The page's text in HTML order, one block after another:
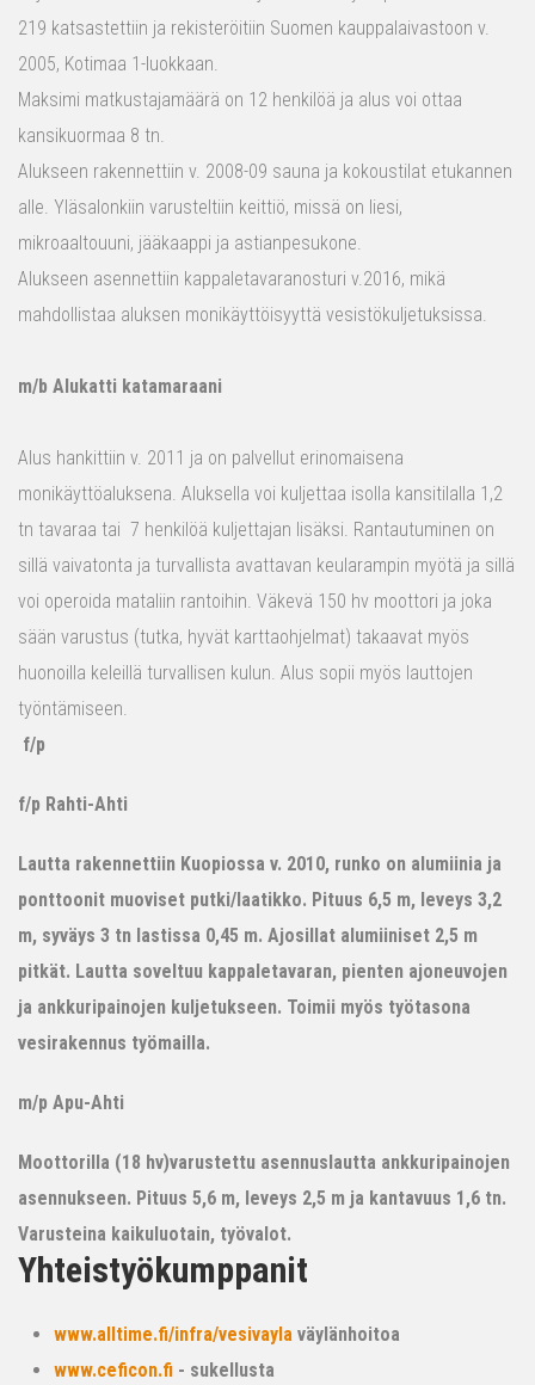
219 katsastettiin ja rekisteröitiin Suomen kauppalaivastoon v.
2005, Kotimaa 1-luokkaan.
Maksimi matkustajamäärä on 12 henkilöä ja alus voi ottaa
kansikuormaa 8 tn.
Alukseen rakennettiin v. 2008-09 sauna ja kokoustilat etukannen
alle. Yläsalonkiin varusteltiin keittiö, missä on liesi,
mikroaaltouuni, jääkaappi ja astianpesukone.
Alukseen asennettiin kappaletavaranosturi v.2016, mikä
mahdollistaa aluksen monikäyttöisyyttä vesistökuljetuksissa.
m/b Alukatti katamaraani
Alus hankittiin v. 2011 ja on palvellut erinomaisena
monikäyttöaluksena. Aluksella voi kuljettaa isolla kansitilalla 1,2
tn tavaraa tai 7 henkilöä kuljettajan lisäksi. Rantautuminen on
sillä vaivatonta ja turvallista avattavan keularampin myötä ja sillä
voi operoida mataliin rantoihin. Väkevä 150 hv moottori ja joka
sään varustus (tutka, hyvät karttaohjelmat) takaavat myös
huonoilla keleillä turvallisen kulun. Alus sopii myös lauttojen
työntämiseen.
f/p
f/p Rahti-Ahti
Lautta rakennettiin Kuopiossa v. 2010, runko on alumiinia ja
ponttoonit muoviset putki/laatikko. Pituus 6,5 m, leveys 3,2
m, syväys 3 tn lastissa 0,45 m. Ajosillat alumiiniset 2,5 m
pitkät. Lautta soveltuu kappaletavaran, pienten ajoneuvojen
ja ankkuripainojen kuljetukseen. Toimii myös työtasona
vesirakennus työmailla.
m/p Apu-Ahti
Moottorilla (18 hv)varustettu asennuslautta ankkuripainojen
asennukseen. Pituus 5,6 m, leveys 2,5 m ja kantavuus 1,6 tn.
Varusteina kaikuluotain, työvalot.
Yhteistyökumppanit
www.alltime.fi/infra/vesivayla väylänhoitoa
www.ceficon.fi - sukellusta